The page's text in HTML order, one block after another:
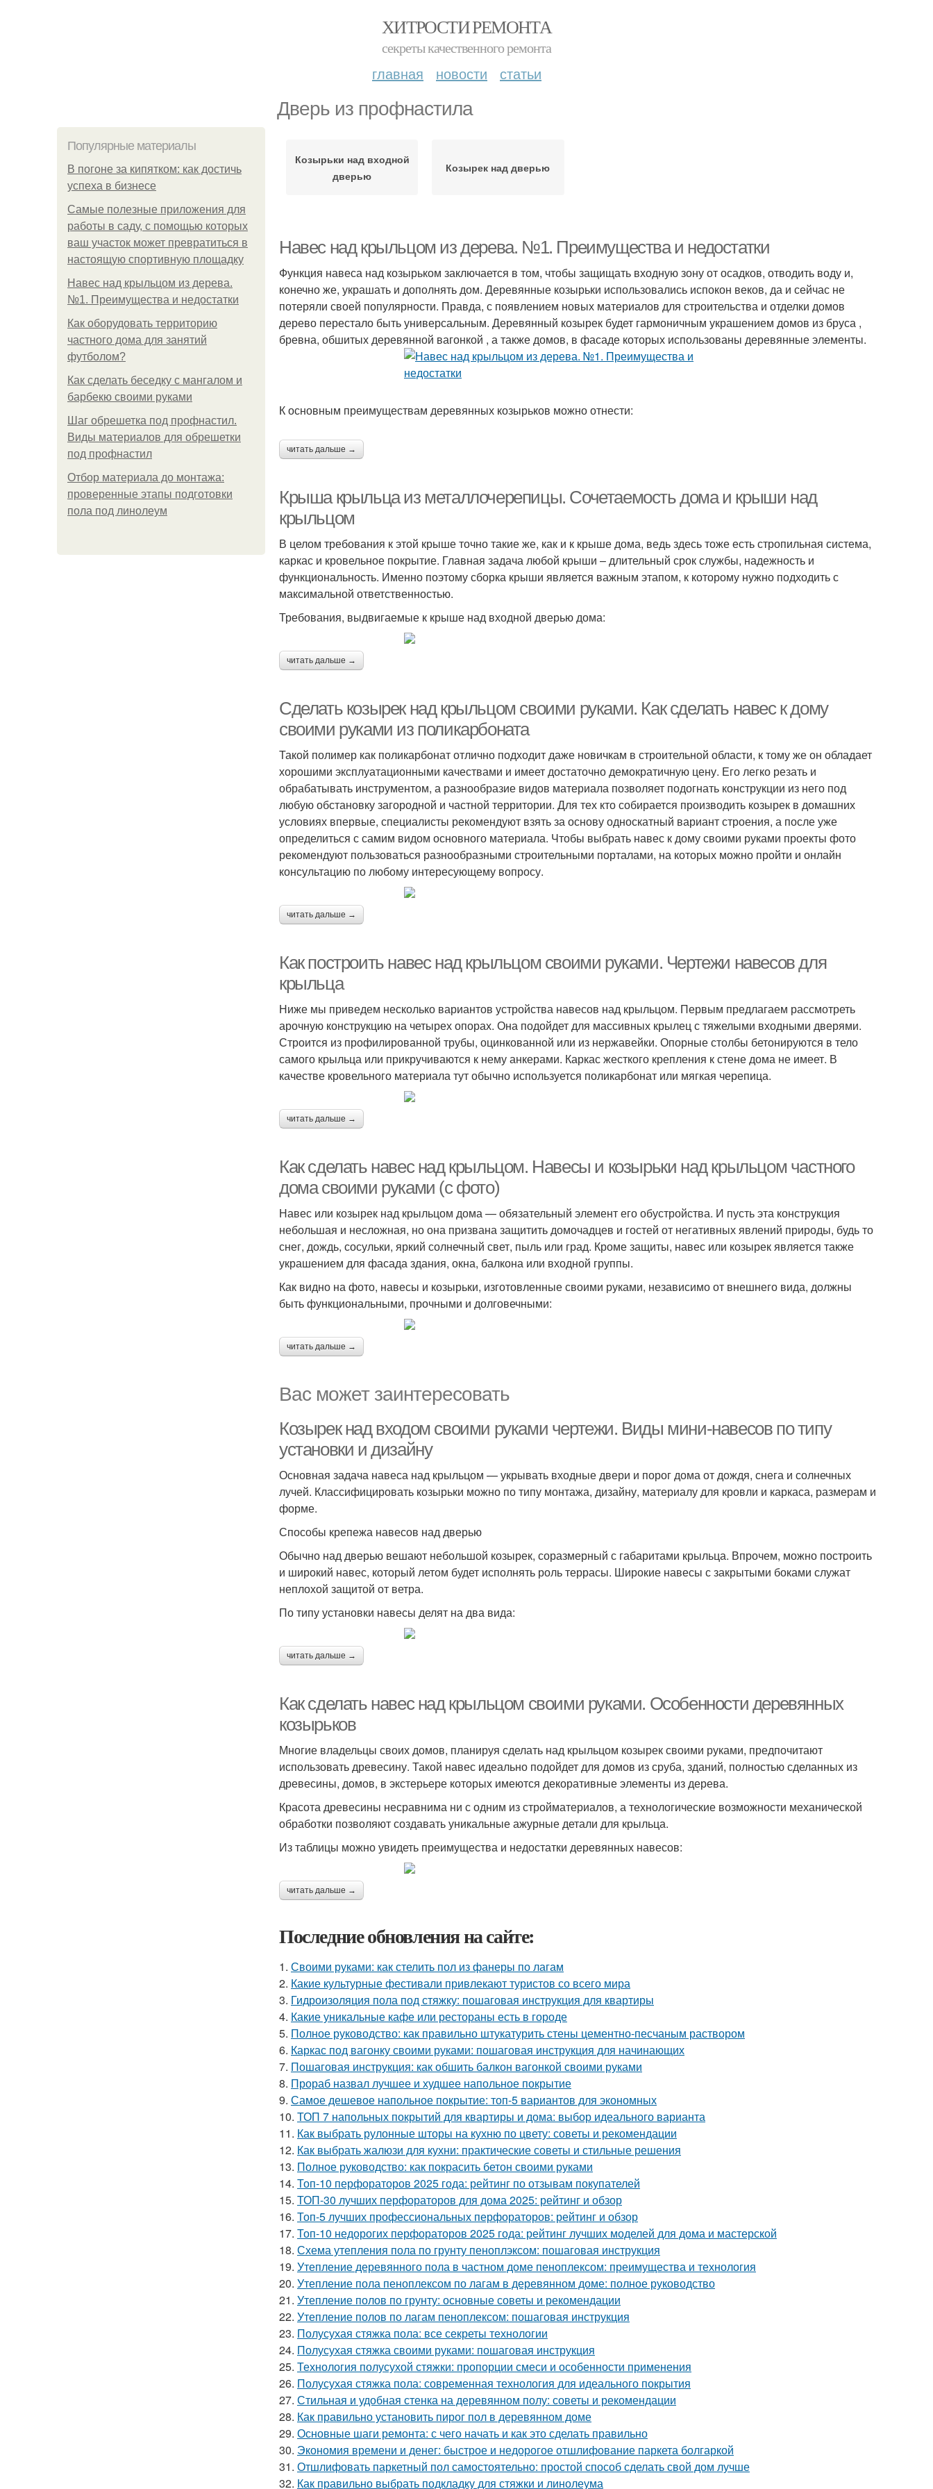
ХИТРОСТИ РЕМОНТА
секреты качественного ремонта
главная новости статьи
Дверь из профнастила
Популярные материалы
В погоне за кипятком: как достичь
успеха в бизнесе
Самые полезные приложения для
работы в саду, с помощью которых
ваш участок может превратиться в
настоящую спортивную площадку
Навес над крыльцом из дерева.
№1. Преимущества и недостатки
Как оборудовать территорию
частного дома для занятий
футболом?
Как сделать беседку с мангалом и
барбекю своими руками
Шаг обрешетка под профнастил.
Виды материалов для обрешетки
под профнастил
Отбор материала до монтажа:
проверенные этапы подготовки
пола под линолеум
Козырьки над входной
дверью
Козырек над дверью
Навес над крыльцом из дерева. №1. Преимущества и недостатки
Функция навеса над козырьком заключается в том, чтобы защищать входную зону от осадков, отводить воду и,
конечно же, украшать и дополнять дом. Деревянные козырьки использовались испокон веков, да и сейчас не
потеряли своей популярности. Правда, с появлением новых материалов для строительства и отделки домов
дерево перестало быть универсальным. Деревянный козырек будет гармоничным украшением домов из бруса ,
бревна, обшитых деревянной вагонкой , а также домов, в фасаде которых использованы деревянные элементы.
К основным преимуществам деревянных козырьков можно отнести:
читать дальше →
Крыша крыльца из металлочерепицы. Сочетаемость дома и крыши над
крыльцом
В целом требования к этой крыше точно такие же, как и к крыше дома, ведь здесь тоже есть стропильная система,
каркас и кровельное покрытие. Главная задача любой крыши – длительный срок службы, надежность и
функциональность. Именно поэтому сборка крыши является важным этапом, к которому нужно подходить с
максимальной ответственностью.
Требования, выдвигаемые к крыше над входной дверью дома:
читать дальше →
Сделать козырек над крыльцом своими руками. Как сделать навес к дому
своими руками из поликарбоната
Такой полимер как поликарбонат отлично подходит даже новичкам в строительной области, к тому же он обладает
хорошими эксплуатационными качествами и имеет достаточно демократичную цену. Его легко резать и
обрабатывать инструментом, а разнообразие видов материала позволяет подогнать конструкции из него под
любую обстановку загородной и частной территории. Для тех кто собирается производить козырек в домашних
условиях впервые, специалисты рекомендуют взять за основу односкатный вариант строения, а после уже
определиться с самим видом основного материала. Чтобы выбрать навес к дому своими руками проекты фото
рекомендуют пользоваться разнообразными строительными порталами, на которых можно пройти и онлайн
консультацию по любому интересующему вопросу.
читать дальше →
Как построить навес над крыльцом своими руками. Чертежи навесов для
крыльца
Ниже мы приведем несколько вариантов устройства навесов над крыльцом. Первым предлагаем рассмотреть
арочную конструкцию на четырех опорах. Она подойдет для массивных крылец с тяжелыми входными дверями.
Строится из профилированной трубы, оцинкованной или из нержавейки. Опорные столбы бетонируются в тело
самого крыльца или прикручиваются к нему анкерами. Каркас жесткого крепления к стене дома не имеет. В
качестве кровельного материала тут обычно используется поликарбонат или мягкая черепица.
читать дальше →
Как сделать навес над крыльцом. Навесы и козырьки над крыльцом частного
дома своими руками (с фото)
Навес или козырек над крыльцом дома — обязательный элемент его обустройства. И пусть эта конструкция
небольшая и несложная, но она призвана защитить домочадцев и гостей от негативных явлений природы, будь то
снег, дождь, сосульки, яркий солнечный свет, пыль или град. Кроме защиты, навес или козырек является также
украшением для фасада здания, окна, балкона или входной группы.
Как видно на фото, навесы и козырьки, изготовленные своими руками, независимо от внешнего вида, должны
быть функциональными, прочными и долговечными:
читать дальше →
Вас может заинтересовать
Козырек над входом своими руками чертежи. Виды мини-навесов по типу
установки и дизайну
Основная задача навеса над крыльцом — укрывать входные двери и порог дома от дождя, снега и солнечных
лучей. Классифицировать козырьки можно по типу монтажа, дизайну, материалу для кровли и каркаса, размерам и
форме.
Способы крепежа навесов над дверью
Обычно над дверью вешают небольшой козырек, соразмерный с габаритами крыльца. Впрочем, можно построить
и широкий навес, который летом будет исполнять роль террасы. Широкие навесы с закрытыми боками служат
неплохой защитой от ветра.
По типу установки навесы делят на два вида:
читать дальше →
Как сделать навес над крыльцом своими руками. Особенности деревянных
козырьков
Многие владельцы своих домов, планируя сделать над крыльцом козырек своими руками, предпочитают
использовать древесину. Такой навес идеально подойдет для домов из сруба, зданий, полностью сделанных из
древесины, домов, в экстерьере которых имеются декоративные элементы из дерева.
Красота древесины несравнима ни с одним из стройматериалов, а технологические возможности механической
обработки позволяют создавать уникальные ажурные детали для крыльца.
Из таблицы можно увидеть преимущества и недостатки деревянных навесов:
читать дальше →
Последние обновления на сайте:
1. Своими руками: как стелить пол из фанеры по лагам
2. Какие культурные фестивали привлекают туристов со всего мира
3. Гидроизоляция пола под стяжку: пошаговая инструкция для квартиры
4. Какие уникальные кафе или рестораны есть в городе
5. Полное руководство: как правильно штукатурить стены цементно-песчаным раствором
6. Каркас под вагонку своими руками: пошаговая инструкция для начинающих
7. Пошаговая инструкция: как обшить балкон вагонкой своими руками
8. Прораб назвал лучшее и худшее напольное покрытие
9. Самое дешевое напольное покрытие: топ-5 вариантов для экономных
10. ТОП 7 напольных покрытий для квартиры и дома: выбор идеального варианта
11. Как выбрать рулонные шторы на кухню по цвету: советы и рекомендации
12. Как выбрать жалюзи для кухни: практические советы и стильные решения
13. Полное руководство: как покрасить бетон своими руками
14. Топ-10 перфораторов 2025 года: рейтинг по отзывам покупателей
15. ТОП-30 лучших перфораторов для дома 2025: рейтинг и обзор
16. Топ-5 лучших профессиональных перфораторов: рейтинг и обзор
17. Топ-10 недорогих перфораторов 2025 года: рейтинг лучших моделей для дома и мастерской
18. Схема утепления пола по грунту пеноплэксом: пошаговая инструкция
19. Утепление деревянного пола в частном доме пеноплексом: преимущества и технология
20. Утепление пола пеноплексом по лагам в деревянном доме: полное руководство
21. Утепление полов по грунту: основные советы и рекомендации
22. Утепление полов по лагам пеноплексом: пошаговая инструкция
23. Полусухая стяжка пола: все секреты технологии
24. Полусухая стяжка своими руками: пошаговая инструкция
25. Технология полусухой стяжки: пропорции смеси и особенности применения
26. Полусухая стяжка пола: современная технология для идеального покрытия
27. Стильная и удобная стенка на деревянном полу: советы и рекомендации
28. Как правильно установить пирог пол в деревянном доме
29. Основные шаги ремонта: с чего начать и как это сделать правильно
30. Экономия времени и денег: быстрое и недорогое отшлифование паркета болгаркой
31. Отшлифовать паркетный пол самостоятельно: простой способ сделать свой дом лучше
32. Как правильно выбрать подкладку для стяжки и линолеума